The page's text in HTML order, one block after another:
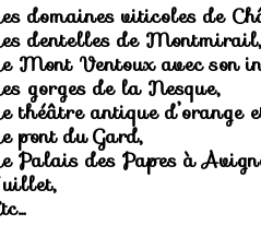
domaines viticoles de
dentelles de Montmirail,
Mont Ventoux avec son
gorges de la Nesque,
théâtre antique d’orange
pont du Gard,
Palais des Papes à